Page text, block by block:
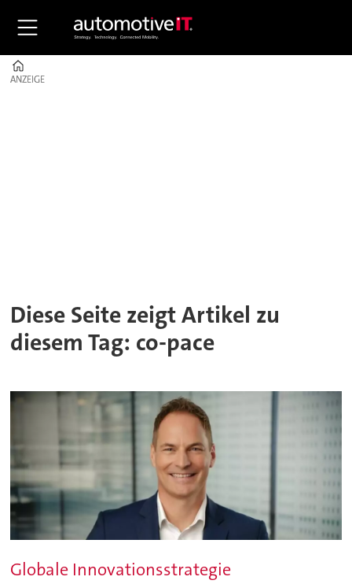
ANZEIGE
ANZEIGE
Diese Seite zeigt Artikel zu
diesem Tag: co-pace
Globale Innovationsstrategie